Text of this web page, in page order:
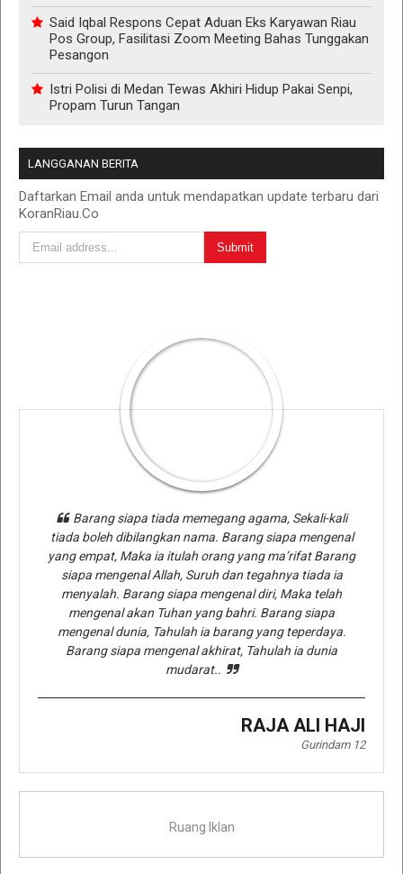
Said Iqbal Respons Cepat Aduan Eks Karyawan Riau
Pos Group, Fasilitasi Zoom Meeting Bahas Tunggakan
Pesangon
Istri Polisi di Medan Tewas Akhiri Hidup Pakai Senpi,
Propam Turun Tangan
LANGGANAN BERITA
Daftarkan Email anda untuk mendapatkan update terbaru dari
KoranRiau.Co
Barang siapa tiada memegang agama, Sekali-kali
tiada boleh dibilangkan nama. Barang siapa mengenal
yang empat, Maka ia itulah orang yang ma’rifat Barang
siapa mengenal Allah, Suruh dan tegahnya tiada ia
menyalah. Barang siapa mengenal diri, Maka telah
mengenal akan Tuhan yang bahri. Barang siapa
mengenal dunia, Tahulah ia barang yang teperdaya.
Barang siapa mengenal akhirat, Tahulah ia dunia
mudarat..
RAJA ALI HAJI
Gurindam 12
Ruang Iklan